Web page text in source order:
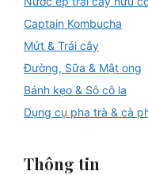
Captain Kombucha
Mứt & Trái cây
Đường, Sữa & Mật ong
Bánh kẹo & Sô cô la
Dụng cụ pha trà & cà
Thông tin